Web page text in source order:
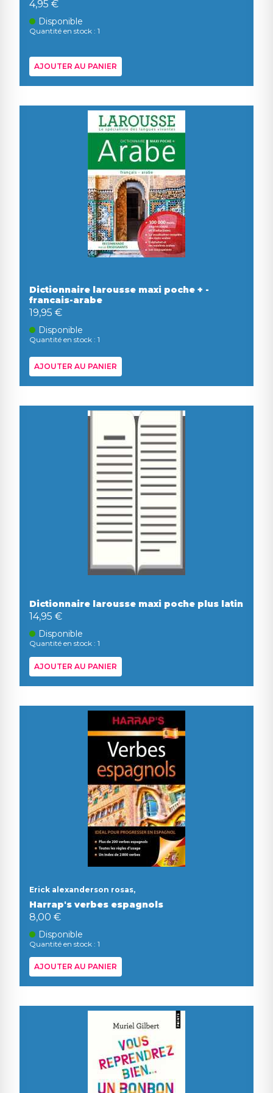
4,95 €
Disponible
Quantité en stock : 1
AJOUTER AU PANIER
Dictionnaire larousse maxi poche + -
francais-arabe
19,95 €
Disponible
Quantité en stock : 1
AJOUTER AU PANIER
Dictionnaire larousse maxi poche plus latin
14,95 €
Disponible
Quantité en stock : 1
AJOUTER AU PANIER
Erick alexanderson rosas,
Harrap's verbes espagnols
8,00 €
Disponible
Quantité en stock : 1
AJOUTER AU PANIER